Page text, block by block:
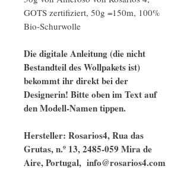
GOTS zertifiziert, 50g =150m, 100%
Bio-Schurwolle
Die digitale Anleitung (die nicht
Bestandteil des Wollpakets ist)
bekommt ihr direkt bei der
Designerin! Bitte oben im Text auf
den Modell-Namen tippen.
Hersteller: Rosarios4, Rua das
Grutas, n.º 13, 2485-059 Mira de
Aire, Portugal, info@rosarios4.com